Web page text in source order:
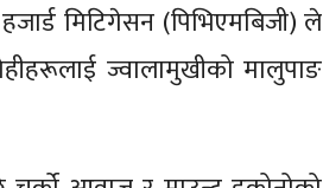
मिटिगेसन (पिभिएमबिजी) ले
ज्वालामुखीको मालुपाङ